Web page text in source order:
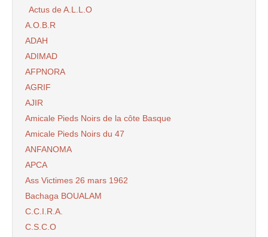
Actus de A.L.L.O
A.O.B.R
ADAH
ADIMAD
AFPNORA
AGRIF
AJIR
Amicale Pieds Noirs de la côte Basque
Amicale Pieds Noirs du 47
ANFANOMA
APCA
Ass Victimes 26 mars 1962
Bachaga BOUALAM
C.C.I.R.A.
C.S.C.O